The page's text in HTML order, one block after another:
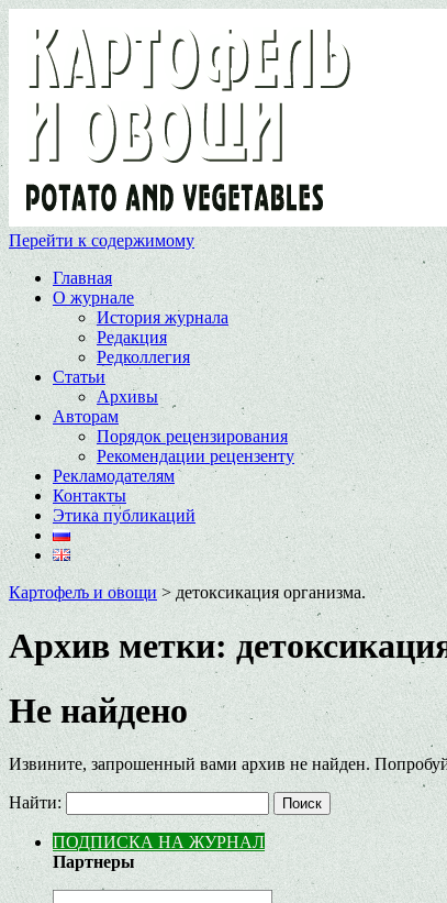
Перейти к содержимому
Главная
О журнале
История журнала
Редакция
Редколлегия
Статьи
Архивы
Авторам
Порядок рецензирования
Рекомендации рецензенту
Рекламодателям
Контакты
Этика публикаций
Картофель и овощи > детоксикация организма.
Архив метки:
Не найдено
Извините, запрошенный вами архив не найден.
Найти:
ПОДПИСКА НА ЖУРНАЛ
Партнеры